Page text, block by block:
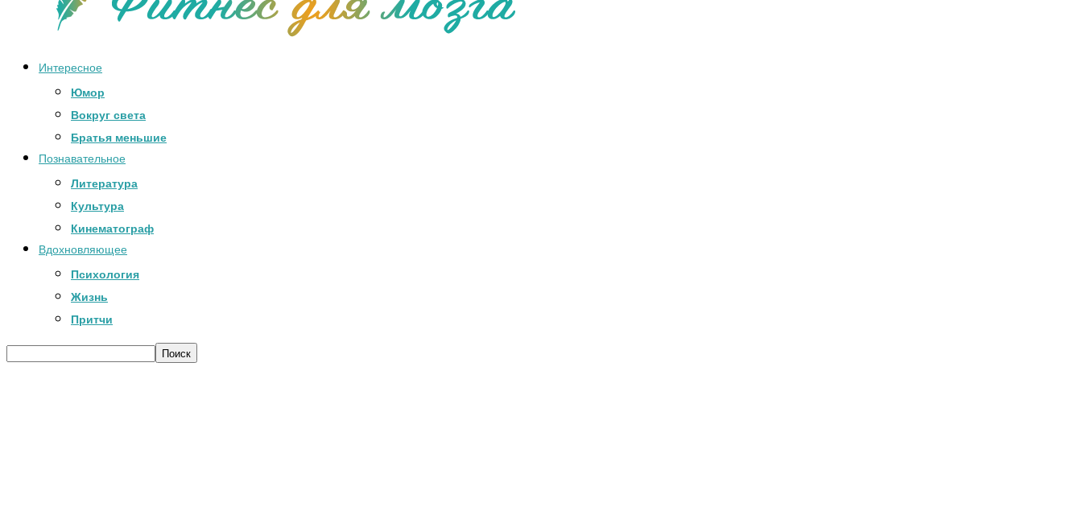
Интересное
Юмор
Вокруг света
Братья меньшие
Познавательное
Литература
Культура
Кинематограф
Вдохновляющее
Психология
Жизнь
Притчи